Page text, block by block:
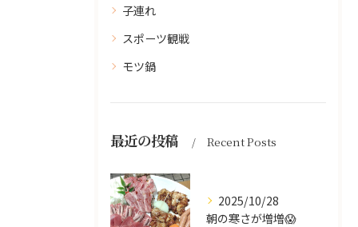
子連れ
スポーツ観戦
モツ鍋
最近の投稿 Recent Posts
2025/10/28
朝の寒さが増増😱